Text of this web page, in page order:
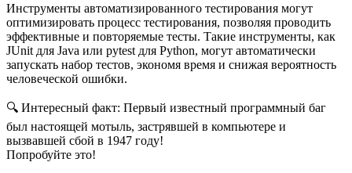
Инструменты автоматизированного тестирования могут
оптимизировать процесс тестирования, позволяя проводить
эффективные и повторяемые тесты. Такие инструменты, как
JUnit для Java или pytest для Python, могут автоматически
запускать набор тестов, экономя время и снижая вероятность
человеческой ошибки.
🔍 Интересный факт: Первый известный программный баг
был настоящей мотыль, застрявшей в компьютере и
вызвавшей сбой в 1947 году!
Попробуйте это!